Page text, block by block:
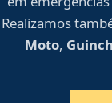
Realizamos
Moto,